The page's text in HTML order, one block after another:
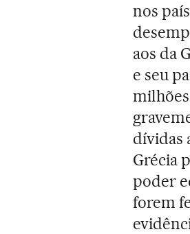
nos
aos da
e seu
dívidas
Grécia
poder
forem